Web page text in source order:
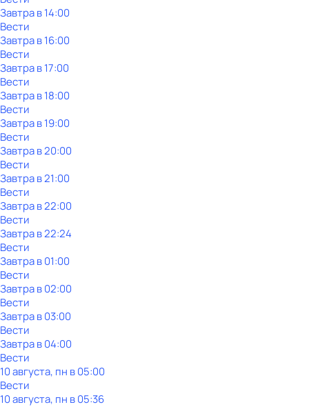
Завтра в 14:00
Вести
Завтра в 16:00
Вести
Завтра в 17:00
Вести
Завтра в 18:00
Вести
Завтра в 19:00
Вести
Завтра в 20:00
Вести
Завтра в 21:00
Вести
Завтра в 22:00
Вести
Завтра в 22:24
Вести
Завтра в 01:00
Вести
Завтра в 02:00
Вести
Завтра в 03:00
Вести
Завтра в 04:00
Вести
10 августа, пн в 05:00
Вести
10 августа, пн в 05:36